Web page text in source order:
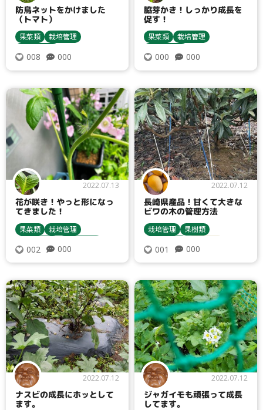
タイプ
大テーマ 栽培管理
防鳥ネットをかけました
（トマト）
果菜類
栽培管理
トマト・ミニトマト
栽培方法
鳥獣害対策
008 000
脇芽かき！しっかり成長を
促す！
果菜類
栽培管理
トマト・ミニトマト
栽培方法
間引き
000 000
2022.07.13
花が咲き！やっと形になっ
てきました！
果菜類
栽培管理
種まき・育苗
収穫・貯蔵
トマト・ミニトマト
栽培方法
002 000
2022.07.12
長崎県産品！甘くて大きな
ビワの木の管理方法
栽培管理
果樹類
001 000
2022.07.12
ナスビの成長にホッとして
ます。
2022.07.12
ジャガイモも頑張って成長
してます。